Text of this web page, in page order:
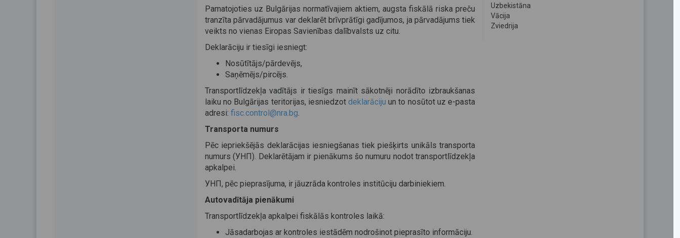
Pamatojoties uz Bulgārijas normatīvajiem aktiem, augsta fiskālā riska preču
tranzīta pārvadājumus var deklarēt brīvprātīgi gadījumos, ja pārvadājums tiek
veikts no vienas Eiropas Savienības dalībvalsts uz citu.
Deklarāciju ir tiesīgi iesniegt:
Nosūtītājs/pārdevējs,
Saņēmējs/pircējs.
Transportlīdzekļa vadītājs ir tiesīgs mainīt sākotnēji norādīto izbraukšanas
laiku no Bulgārijas teritorijas, iesniedzot deklarāciju un to nosūtot uz e-pasta
adresi: fisc.control@nra.bg.
Transporta numurs
Pēc iepriekšējās deklarācijas iesniegšanas tiek piešķirts unikāls transporta
numurs (УНП). Deklarētājam ir pienākums šo numuru nodot transportlīdzekļa
apkalpei.
УНП, pēc pieprasījuma, ir jāuzrāda kontroles institūciju darbiniekiem.
Autovadītāja pienākumi
Transportlīdzekļa apkalpei fiskālās kontroles laikā:
Jāsadarbojas ar kontroles iestādēm nodrošinot pieprasīto informāciju.
Uzbekistāna
Vācija
Zviedrija